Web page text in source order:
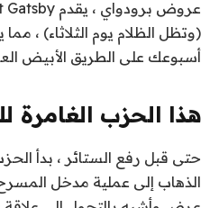
(وتظل الظلام يوم الثلاثاء) ،
أسبوعك على الطريق الأبيض
هذا الحزب الغامرة
حتى قبل رفع الستائر ، بدأ
الذهاب إلى عملية مدخل